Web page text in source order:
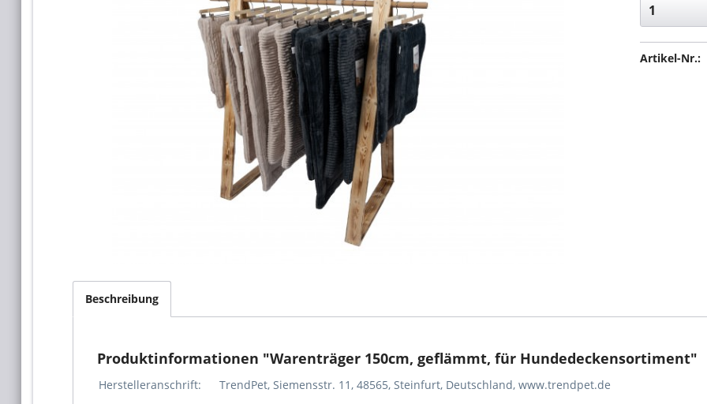
Artikel-Nr.:
Beschreibung
Produktinformationen "Warenträger 150cm, geflämmt, für Hundedeckensortiment"
Herstelleranschrift: TrendPet, Siemensstr. 11, 48565, Steinfurt, Deutschland, www.trendpet.de